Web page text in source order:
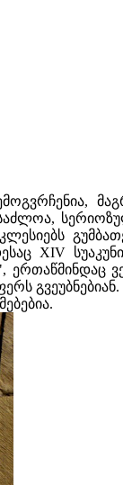
XIV
გვეუბნებიან.